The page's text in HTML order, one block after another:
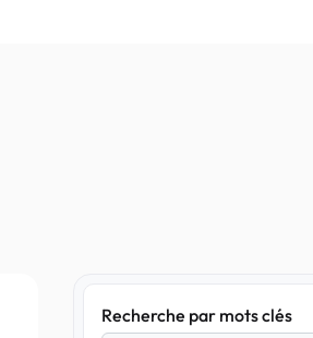
Recherche par mots clés